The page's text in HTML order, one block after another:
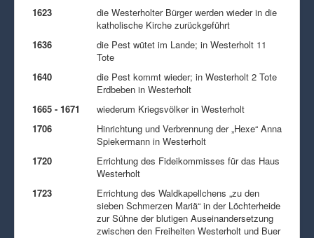
1623
die Westerholter Bürger werden wieder in die
katholische Kirche zurückgeführt
1636
die Pest wütet im Lande; in Westerholt 11
Tote
1640
die Pest kommt wieder; in Westerholt 2 Tote
Erdbeben in Westerholt
1665 - 1671
wiederum Kriegsvölker in Westerholt
1706
Hinrichtung und Verbrennung der „Hexe“ Anna
Spiekermann in Westerholt
1720
Errichtung des Fideikommisses für das Haus
Westerholt
1723
Errichtung des Waldkapellchens „zu den
sieben Schmerzen Mariä“ in der Löchterheide
zur Sühne der blutigen Auseinandersetzung
zwischen den Freiheiten Westerholt und Buer